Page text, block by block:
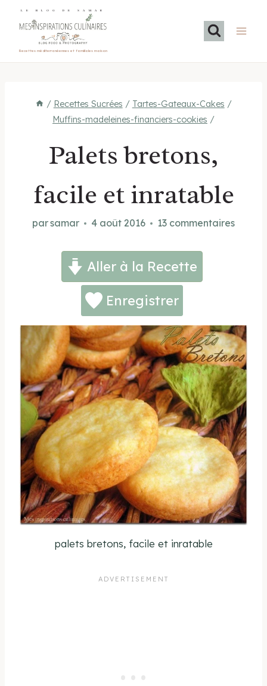
LE BLOG DE SAMAR
Recettes méditerranéennes et familiales maison
/ Recettes Sucrées / Tartes-Gateaux-Cakes /
Muffins-madeleines-financiers-cookies /
Palets bretons,
facile et inratable
parsamar 4 août 2016 13 commentaires
Aller à la Recette
Enregistrer
palets bretons, facile et inratable